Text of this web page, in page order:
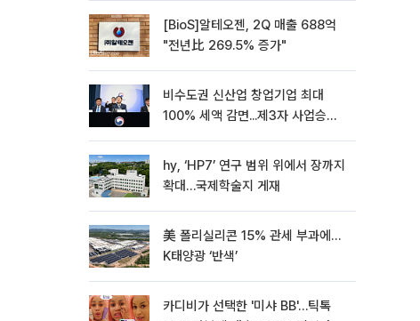
[BioS]알테오젠, 2Q 매출 688억
"전년比 269.5% 증가"
비수도권 신산업 창업기업 최대
100% 세액 감면...제3자 사업승계
hy, ‘HP7’ 연구 범위 위에서 장까지
확대…국제학술지 게재
美 폴리실리콘 15% 관세 부과에…
K태양광 ‘반색’
카디비가 선택한 '미샤 BB'…틱톡